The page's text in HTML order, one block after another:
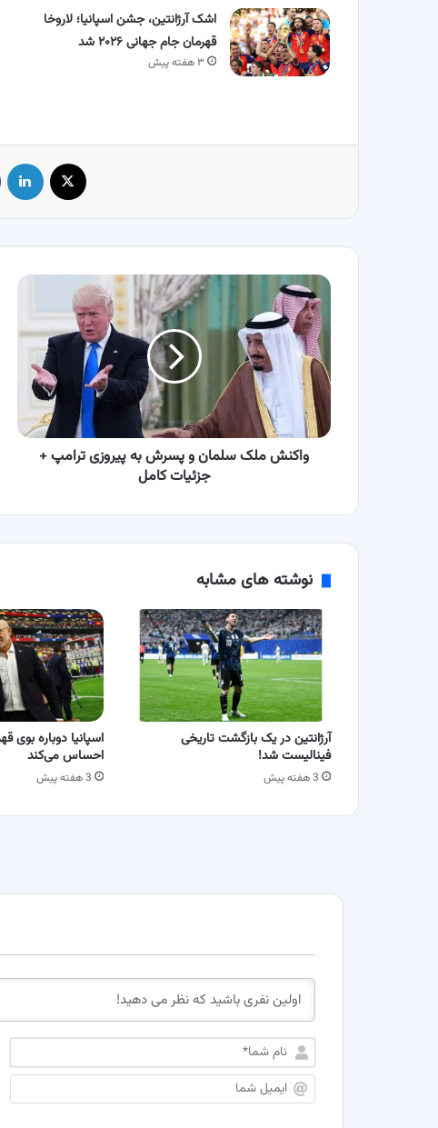
اشک آرژانتین، جشن اسپانیا؛ لاروخا
قهرمان جام جهانی ۲۰۲۶ شد
۳ هفته پیش
واکنش
ملک
سلمان
پسرش
به
پیروزی
ترامپ
+
جزئیاتواکنش ملک سلمان و پسرش به پیروزی ترامپ +
جزئیات کامل
نوشته های مشابه
آرژانتین در یک بازگشت تاریخی
فینالیست شد!
3 هفته پیش
احساس می‌کند
3 هفته پیش
ا
شی